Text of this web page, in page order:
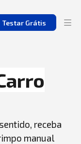
Testar Grátis
receba
manual